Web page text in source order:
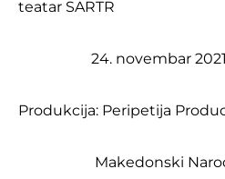
teatar SARTR
24. novembar 2021.
Produkcija: Peripetija
Makedonski